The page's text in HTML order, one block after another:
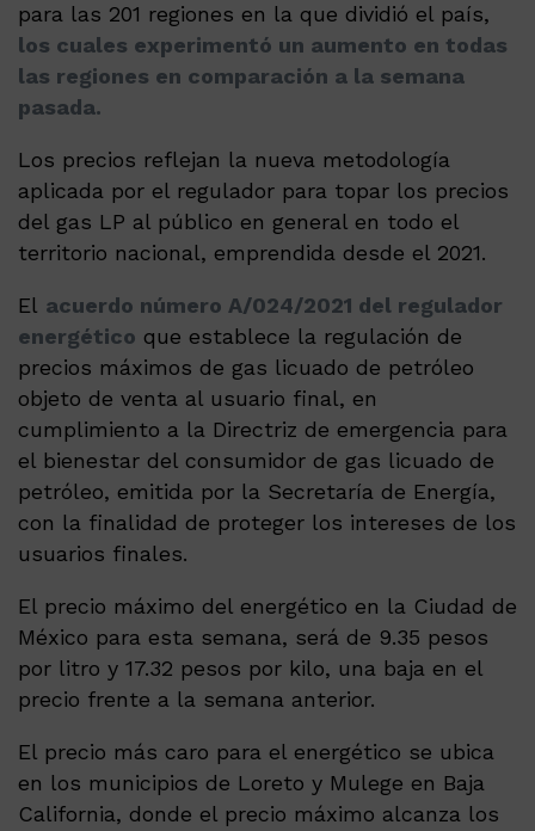
para las 201 regiones en la que dividió el país,
los cuales experimentó un aumento en todas
las regiones en comparación a la semana
pasada.
Los precios reflejan la nueva metodología
aplicada por el regulador para topar los precios
del gas LP al público en general en todo el
territorio nacional, emprendida desde el 2021.
El acuerdo número A/024/2021 del regulador
energético que establece la regulación de
precios máximos de gas licuado de petróleo
objeto de venta al usuario final, en
cumplimiento a la Directriz de emergencia para
el bienestar del consumidor de gas licuado de
petróleo, emitida por la Secretaría de Energía,
con la finalidad de proteger los intereses de los
usuarios finales.
El precio máximo del energético en la Ciudad de
México para esta semana, será de 9.35 pesos
por litro y 17.32 pesos por kilo, una baja en el
precio frente a la semana anterior.
El precio más caro para el energético se ubica
en los municipios de Loreto y Mulege en Baja
California, donde el precio máximo alcanza los